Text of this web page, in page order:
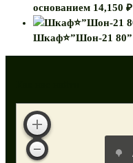
основанием 14,150 ₽
Шкаф⭐”Шон-21 80”